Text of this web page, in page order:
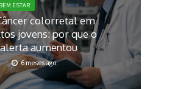
ESTAR
colorretal em
jovens: por que o
alerta aumentou
6 meses ago